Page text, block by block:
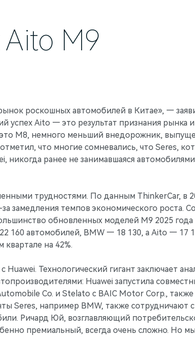
M9
роскошных автомобилей в Китае», —
успех Aito — это результат признания
M8, немного меньший внедорожник,
что многие сомневались, что Seres,
никогда ранее не занимавшаяся
трудностями. По данным ThinkerCar, в
замедления темпов экономического роста.
обновленных моделей M9 2025 года
160 автомобилей, BMW — 18 130, а Aito — 17
на 42%.
Технологический гигант заключает
Huawei запустила
Co. и Stelato с BAIC Motor Corp.,
Seres, например BMW, также сотрудничают
Ричард Юй, возглавляющий
премиальный, всегда очень сложно. Но